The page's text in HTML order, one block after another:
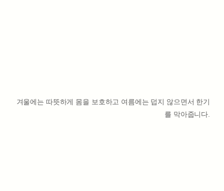
겨울에는 따뜻하게 몸을 보호하고 여름에는 덥지 않으면서 한기
를 막아줍니다.